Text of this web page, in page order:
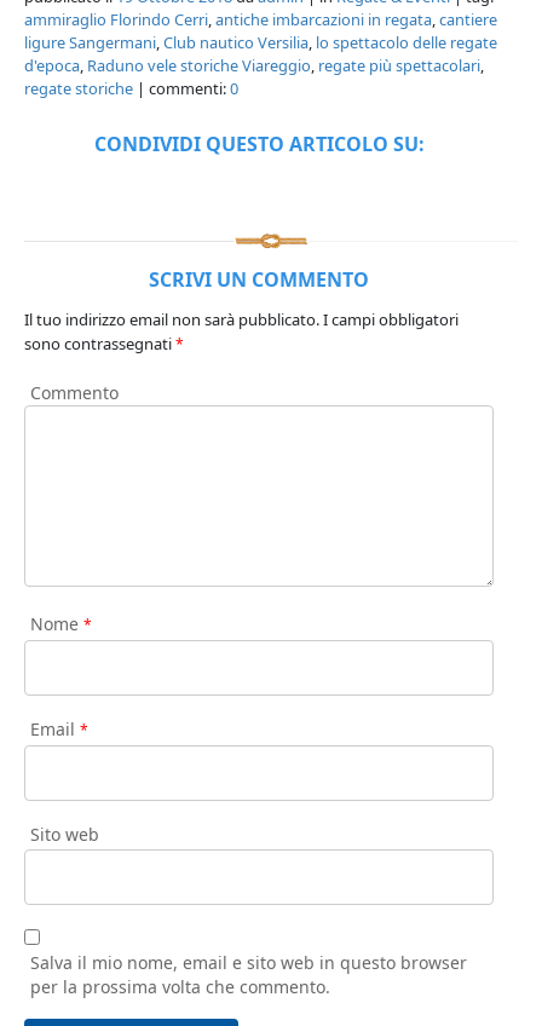
ammiraglio Florindo Cerri,antiche imbarcazioni in regata,cantiere
ligure Sangermani,Club nautico Versilia, lo spettacolo delle regate
d'epoca, Raduno vele storiche Viareggio, regate più spettacolari,
regate storiche | commenti:0
CONDIVIDI QUESTO ARTICOLO SU:
SCRIVI UN COMMENTO
Il tuo indirizzo email non sarà pubblicato.I campi obbligatori
sono contrassegnati*
Commento
Nome *
Email *
Sito web
Salva il mio nome, email e sito web in questo browser
per la prossima volta che commento.